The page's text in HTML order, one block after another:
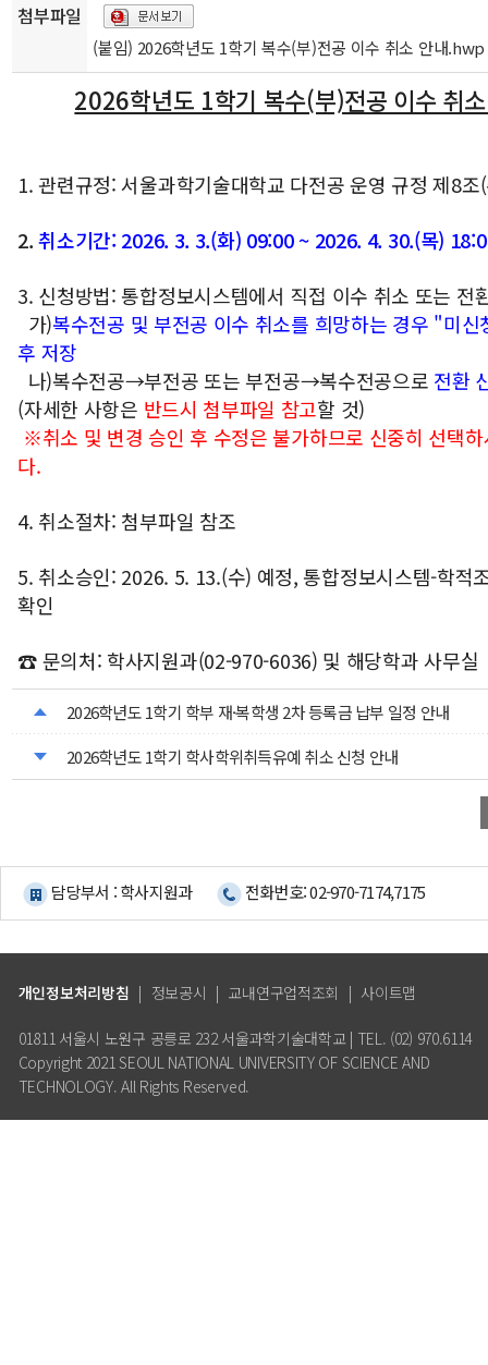
첨부파일
(붙임) 2026학년도 1학기 복수(부)전공 이수 취소 안내.hwp
2026학년도 1학기 복수(부)전공 이수 취
1. 관련규정: 서울과학기술대학교 다전공 운영 규정 제8조
2.취소기간: 2026. 3. 3.(화) 09:00 ~ 2026. 4. 30.(목)
3. 신청방법: 통합정보시스템에서 직접 이수 취소 또는 전
가)복수전공 및 부전공 이수 취소를 희망하는 경우 "미
후 저장
나)복수전공→부전공 또는 부전공→복수전공으로 전환
(자세한 사항은 반드시 첨부파일 참고할 것)
※취소 및 변경 승인 후 수정은 불가하므로 신중히 선택
다.
4. 취소절차: 첨부파일 참조
5. 취소승인: 2026. 5. 13.(수) 예정, 통합정보시스템-학적
확인
☎ 문의처: 학사지원과(02-970-6036) 및 해당학과 사무실
2026학년도 1학기 학부 재·복학생 2차 등록금 납부 일정 안내
2026학년도 1학기 학사학위취득유예 취소 신청 안내
담당부서 : 학사지원과 전화번호: 02-970-7174,7175
개인정보처리방침 | 정보공시 | 교내연구업적조회 | 사이트맵
01811 서울시 노원구 공릉로 232 서울과학기술대학교 | TEL. (02) 970.6114
Copyright 2021 SEOUL NATIONAL UNIVERSITY OF SCIENCE AND
TECHNOLOGY. All Rights Reserved.